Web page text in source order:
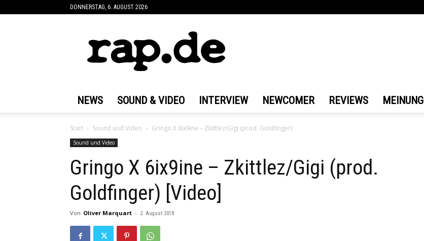
DONNERSTAG, 6. AUGUST 2026
NEWS SOUND & VIDEO INTERVIEW NEWCOMER REVIEWS MEINUNG
Start Sound und Video Gringo X 6ix9ine – Zkittlez/Gigi (prod. Goldfinger)
Sound und Video
Gringo X 6ix9ine – Zkittlez/Gigi (prod.
Goldfinger) [Video]
Von Oliver Marquart - 2. August 2018